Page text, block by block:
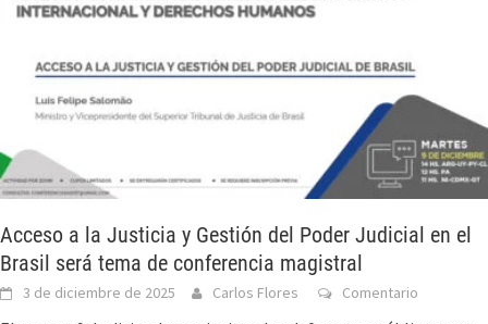
Acceso a la Justicia y Gestión del Poder Judicial en el
Brasil será tema de conferencia magistral
3 de diciembre de 2025 Carlos Flores Comentario